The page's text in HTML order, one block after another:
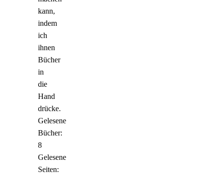
kann,
indem
ich
ihnen
Bücher
in
die
Hand
drücke.
Gelesene
Bücher:
8
Gelesene
Seiten: